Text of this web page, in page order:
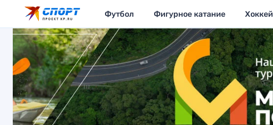
Футбол Фигурное катание Хоккей